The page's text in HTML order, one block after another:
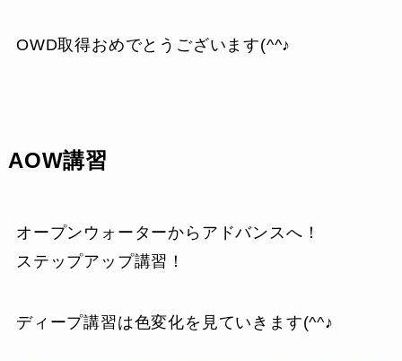
OWD取得おめでとうございます(^^♪
AOW講習
オープンウォーターからアドバンスへ！
ステップアップ講習！
ディープ講習は色変化を見ていきます(^^♪